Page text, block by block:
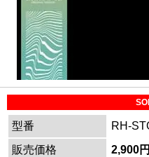
型番
RH-
販売価格
2,900